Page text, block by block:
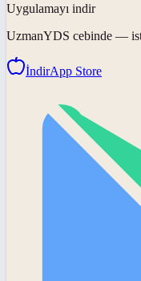
Uygulamayı indir
UzmanYDS cebinde —
İndirApp Store